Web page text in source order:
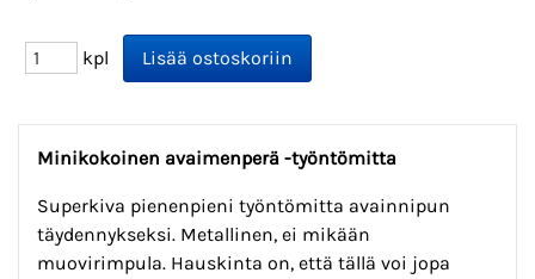
kpl
Minikokoinen avaimenperä -työntömitta
Superkiva pienenpieni työntömitta avainnipun
täydennykseksi. Metallinen, ei mikään
muovirimpula. Hauskinta on, että tällä voi jopa